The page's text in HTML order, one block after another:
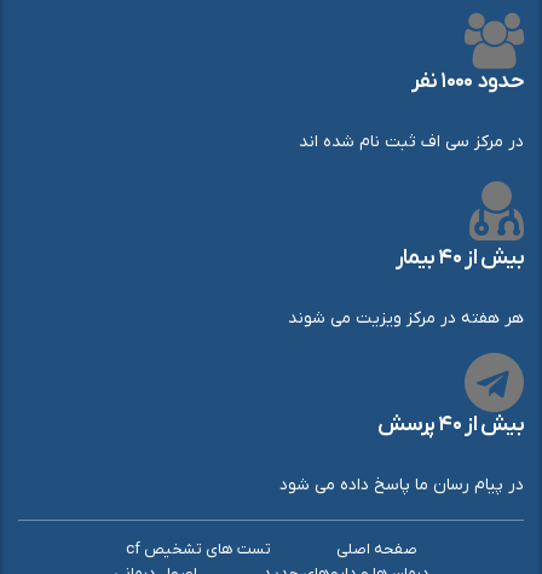
حدود ۱۰۰۰ نفر
در مرکز سی اف ثبت نام شده اند
بیش از ۴۰ بیمار
هر هفته در مرکز ویزیت می شوند
بیش از ۴۰ پرسش
در پیام رسان ما پاسخ داده می شود
صفحه اصلی
تست های تشخیص cf